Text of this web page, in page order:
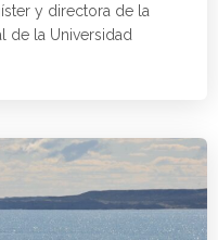
y directora de la
de la Universidad